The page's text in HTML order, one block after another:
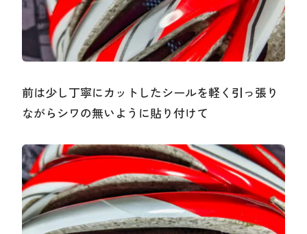
前は少し丁寧にカットしたシールを軽く引っ張り
ながらシワの無いように貼り付けて